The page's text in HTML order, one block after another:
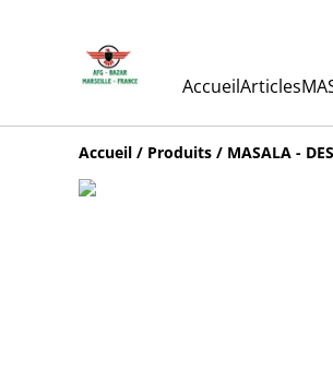
AccueilArticles
Accueil / Produits / MASALA -